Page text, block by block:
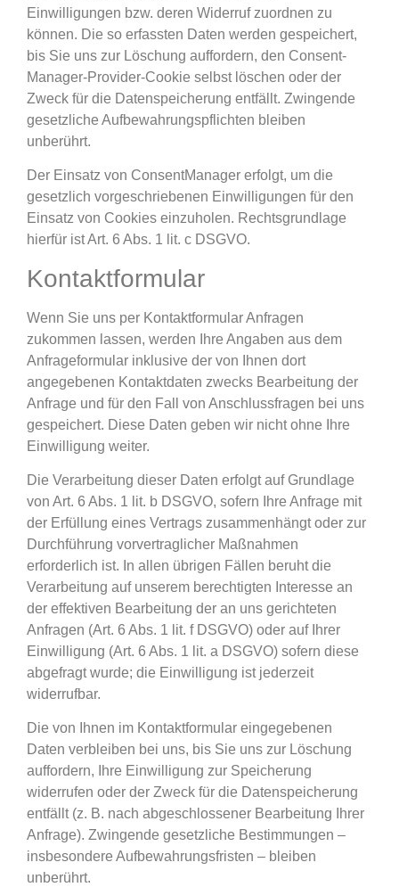
Einwilligungen bzw. deren Widerruf zuordnen zu
können. Die so erfassten Daten werden gespeichert,
bis Sie uns zur Löschung auffordern, den Consent-
Manager-Provider-Cookie selbst löschen oder der
Zweck für die Datenspeicherung entfällt. Zwingende
gesetzliche Aufbewahrungspflichten bleiben
unberührt.
Der Einsatz von ConsentManager erfolgt, um die
gesetzlich vorgeschriebenen Einwilligungen für den
Einsatz von Cookies einzuholen. Rechtsgrundlage
hierfür ist Art. 6 Abs. 1 lit. c DSGVO.
Kontaktformular
Wenn Sie uns per Kontaktformular Anfragen
zukommen lassen, werden Ihre Angaben aus dem
Anfrageformular inklusive der von Ihnen dort
angegebenen Kontaktdaten zwecks Bearbeitung der
Anfrage und für den Fall von Anschlussfragen bei uns
gespeichert. Diese Daten geben wir nicht ohne Ihre
Einwilligung weiter.
Die Verarbeitung dieser Daten erfolgt auf Grundlage
von Art. 6 Abs. 1 lit. b DSGVO, sofern Ihre Anfrage mit
der Erfüllung eines Vertrags zusammenhängt oder zur
Durchführung vorvertraglicher Maßnahmen
erforderlich ist. In allen übrigen Fällen beruht die
Verarbeitung auf unserem berechtigten Interesse an
der effektiven Bearbeitung der an uns gerichteten
Anfragen (Art. 6 Abs. 1 lit. f DSGVO) oder auf Ihrer
Einwilligung (Art. 6 Abs. 1 lit. a DSGVO) sofern diese
abgefragt wurde; die Einwilligung ist jederzeit
widerrufbar.
Die von Ihnen im Kontaktformular eingegebenen
Daten verbleiben bei uns, bis Sie uns zur Löschung
auffordern, Ihre Einwilligung zur Speicherung
widerrufen oder der Zweck für die Datenspeicherung
entfällt (z. B. nach abgeschlossener Bearbeitung Ihrer
Anfrage). Zwingende gesetzliche Bestimmungen –
insbesondere Aufbewahrungsfristen – bleiben
unberührt.